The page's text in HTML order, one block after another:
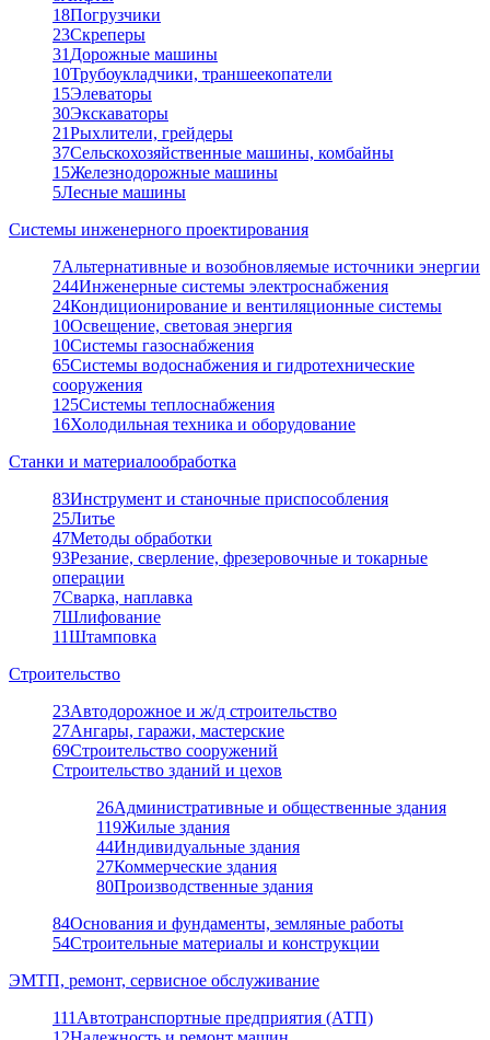
18Погрузчики
23Скреперы
31 Дорожные машины
10Трубоукладчики, траншеекопатели
15Элеваторы
30Экскаваторы
21Рыхлители, грейдеры
37Сельскохозяйственные машины, комбайны
15Железнодорожные машины
5Лесные машины
Системы инженерного проектирования
7Альтернативные и возобновляемые источники энергии
244Инженерные системы электроснабжения
24Кондиционирование и вентиляционные системы
10Освещение, световая энергия
10Системы газоснабжения
65Системы водоснабжения и гидротехнические
сооружения
125Системы теплоснабжения
16Холодильная техника и оборудование
Станки и материалообработка
83Инструмент и станочные приспособления
25Литье
47Методы обработки
93Резание, сверление, фрезеровочные и токарные
операции
7Сварка, наплавка
7Шлифование
11Штамповка
Строительство
23Автодорожное и ж/д строительство
27Ангары, гаражи, мастерские
69Строительство сооружений
Строительство зданий и цехов
26Административные и общественные здания
119Жилые здания
44Индивидуальные здания
27Коммерческие здания
80Производственные здания
84Основания и фундаменты, земляные работы
54Строительные материалы и конструкции
ЭМТП, ремонт, сервисное обслуживание
111 Автотранспортные предприятия (АТП)